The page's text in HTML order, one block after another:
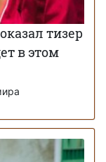
тизер
в этом